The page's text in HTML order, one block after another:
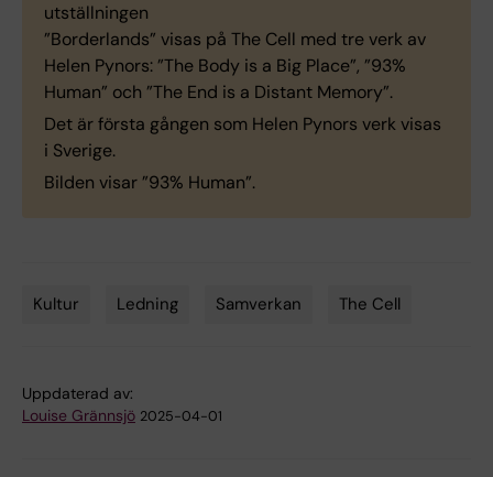
utställningen
”Borderlands” visas på The Cell med tre verk av
Helen Pynors: ”The Body is a Big Place”, ”93%
Human” och ”The End is a Distant Memory”.
Det är första gången som Helen Pynors verk visas
i Sverige.
Bilden visar ”93% Human”.
Kultur Ledning Samverkan The Cell
Uppdaterad av:
Louise Grännsjö 2025-04-01